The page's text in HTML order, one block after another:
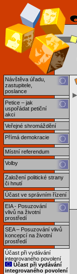
Návštěva úřadu,
zastupitele,
poslance
Petice – jak
uspořádat petiční
akci
Veřejné shromáždění
Přímá demokracie
Místní referendum
Volby
Založení politické strany
či hnutí
Účast ve správním řízení
EIA - Posuzování
vlivů na životní
prostředí
SEA – Posuzování vlivů
koncepcí na životní
prostředí
Účast při vydávání
integrovaného povolení
Účast při vydávání
integrovaného povolení